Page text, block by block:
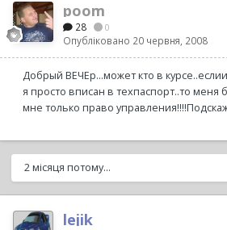
poom
28 0
Опубліковано 20 червня, 2008
Добрый ВЕЧЕр...может кто в
я просто вписан в техпаспорт..то меня
мне только право
2 місяця потому...
lejik